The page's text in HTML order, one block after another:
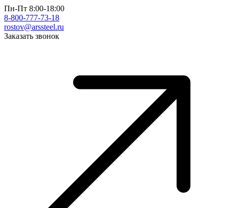
Пн-Пт 8:00-18:00
8-800-777-73-18
rostov@arssteel.ru
Заказать звонок